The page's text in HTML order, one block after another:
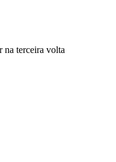
na terceira volta